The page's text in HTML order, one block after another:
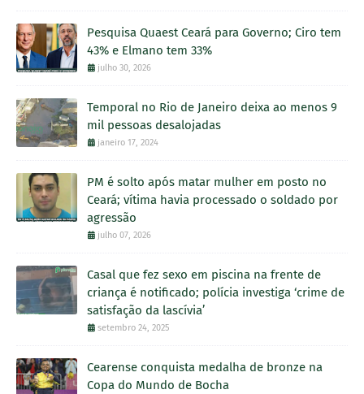
Pesquisa Quaest Ceará para Governo; Ciro tem
43% e Elmano tem 33%
julho 30, 2026
Temporal no Rio de Janeiro deixa ao menos 9
mil pessoas desalojadas
janeiro 17, 2024
PM é solto após matar mulher em posto no
Ceará; vítima havia processado o soldado por
agressão
julho 07, 2026
Casal que fez sexo em piscina na frente de
criança é notificado; polícia investiga ‘crime de
satisfação da lascívia’
setembro 24, 2025
Cearense conquista medalha de bronze na
Copa do Mundo de Bocha